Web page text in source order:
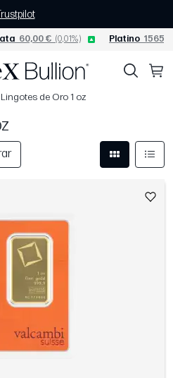
60,00 € (0,01%) Platino
Lingotes de Oro 1 oz